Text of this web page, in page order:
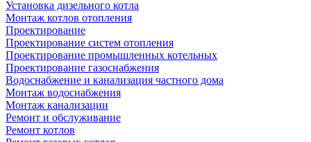
Установка дизельного котла
Монтаж котлов отопления
Проектирование
Проектирование систем отопления
Проектирование промышленных котельных
Проектирование газоснабжения
Водоснабжение и канализация частного дома
Монтаж водоснабжения
Монтаж канализации
Ремонт и обслуживание
Ремонт котлов